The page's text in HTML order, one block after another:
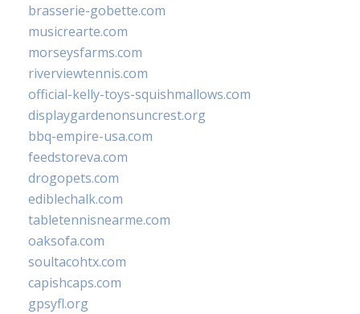
brasserie-gobette.com
musicrearte.com
morseysfarms.com
riverviewtennis.com
official-kelly-toys-squishmallows.com
displaygardenonsuncrest.org
bbq-empire-usa.com
feedstoreva.com
drogopets.com
ediblechalk.com
tabletennisnearme.com
oaksofa.com
soultacohtx.com
capishcaps.com
gpsyfl.org